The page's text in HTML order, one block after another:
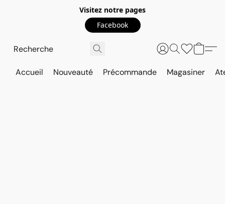
Visitez notre pages
Facebook
Accueil Nouveauté Précommande Magasiner